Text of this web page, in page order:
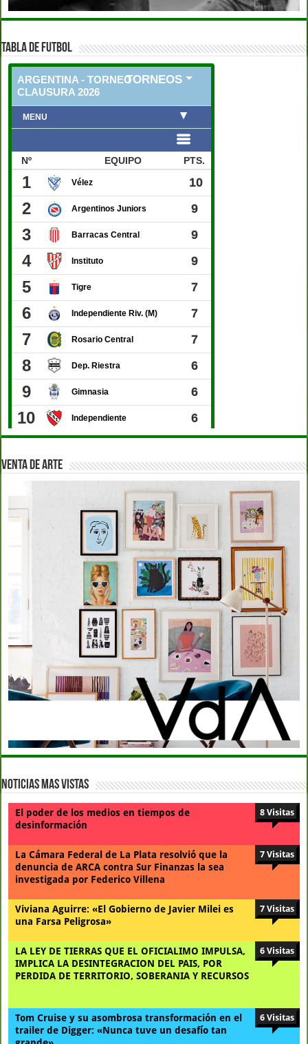
TABLA DE FUTBOL
VENTA DE ARTE
Noticias Mas Vistas
El poder de los medios en tiempos de
desinformación
8 Visitas
La Cámara Federal de La Plata resolvió que la
denuncia de ARCA contra Sur Finanzas la sea
investigada por Federico Villena
7 Visitas
Viviana Aguirre: «El Gobierno de Javier Milei es
una Farsa Peligrosa»
7 Visitas
LA LEY DE TIERRAS QUE EL OFICIALIMO IMPULSA,
IMPLICA LA DESINTEGRACION DEL PAIS, POR
PERDIDA DE TERRITORIO, SOBERANIA Y RECURSOS
6 Visitas
Tom Cruise y su asombrosa transformación en el
trailer de Digger: «Nunca tuve un desafío tan
6 Visitas